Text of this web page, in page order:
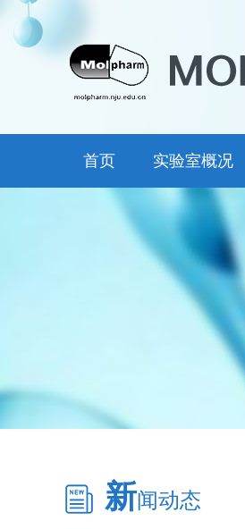
首页 实验室概况
新闻动态